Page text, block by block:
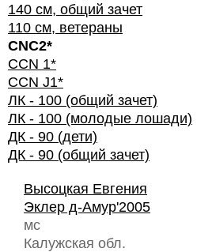
140 см, общий зачет
110 см, ветераны
CNC2*
CCN 1*
CCN J1*
ЛК - 100 (общий зачет)
ЛК - 100 (молодые лошади)
ДК - 90 (дети)
ДК - 90 (общий зачет)
Высоцкая Евгения
Эклер д-Амур'2005
мс
Калужская обл.